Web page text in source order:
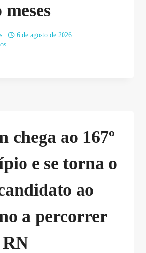
6 de agosto de 2026
chega ao 167º
e se torna o
ao
a percorrer